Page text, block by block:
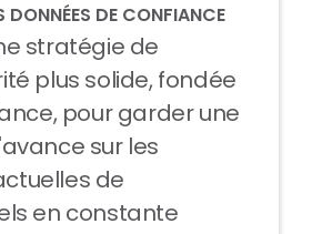
DONNÉES DE CONFIANCE
stratégie de
plus solide, fondée
pour garder une
sur les
de
en constante